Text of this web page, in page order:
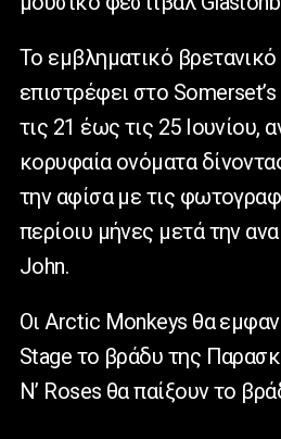
Το εμβληματικό
επιστρέφει στο
τις 21 έως τις 25 Ιουνίου,
κορυφαία ονόματα
την αφίσα με τις
περίοιυ μήνες μετά την
John.
Οι Arctic Monkeys θα
Stage το βράδυ της
N’ Roses θα παίξουν το